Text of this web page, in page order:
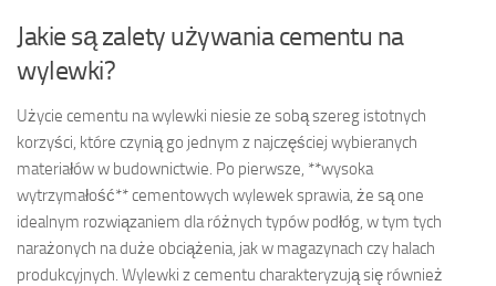
Jakie są zalety używania cementu na
wylewki?
Użycie cementu na wylewki niesie ze sobą szereg istotnych
korzyści, które czynią go jednym z najczęściej wybieranych
materiałów w budownictwie. Po pierwsze, **wysoka
wytrzymałość** cementowych wylewek sprawia, że są one
idealnym rozwiązaniem dla różnych typów podłóg, w tym tych
narażonych na duże obciążenia, jak w magazynach czy halach
produkcyjnych. Wylewki z cementu charakteryzują się również